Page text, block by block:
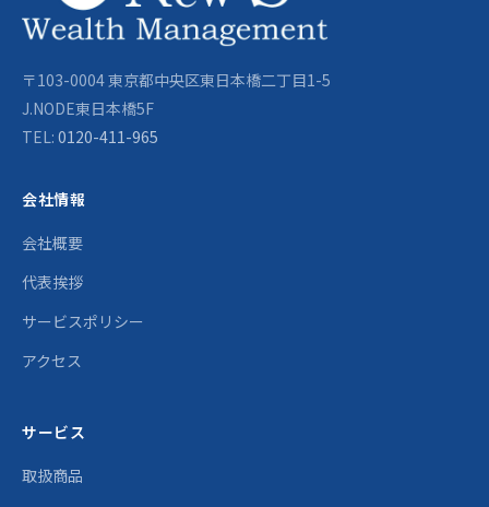
〒103-0004 東京都中央区東日本橋二丁目1-5
J.NODE東日本橋5F
TEL: 0120-411-965
会社情報
会社概要
代表挨拶
サービスポリシー
アクセス
サービス
取扱商品